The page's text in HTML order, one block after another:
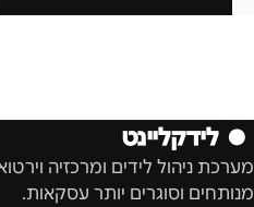
● לידקליינט
מערכת ניהול לידים ומרכזיה
מנותחים וסוגרים יותר עסקאות.